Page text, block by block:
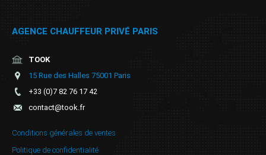
Aéroports
Solutions
d'affaires
Contact
CGV
AGENCE CHAUFFEUR PRIVÉ PARIS
TOOK
15 Rue des Halles 75001 Paris
+33 (0)7 82 76 17 42
contact@took.fr
Conditions générales de ventes
Politique de confidentialité